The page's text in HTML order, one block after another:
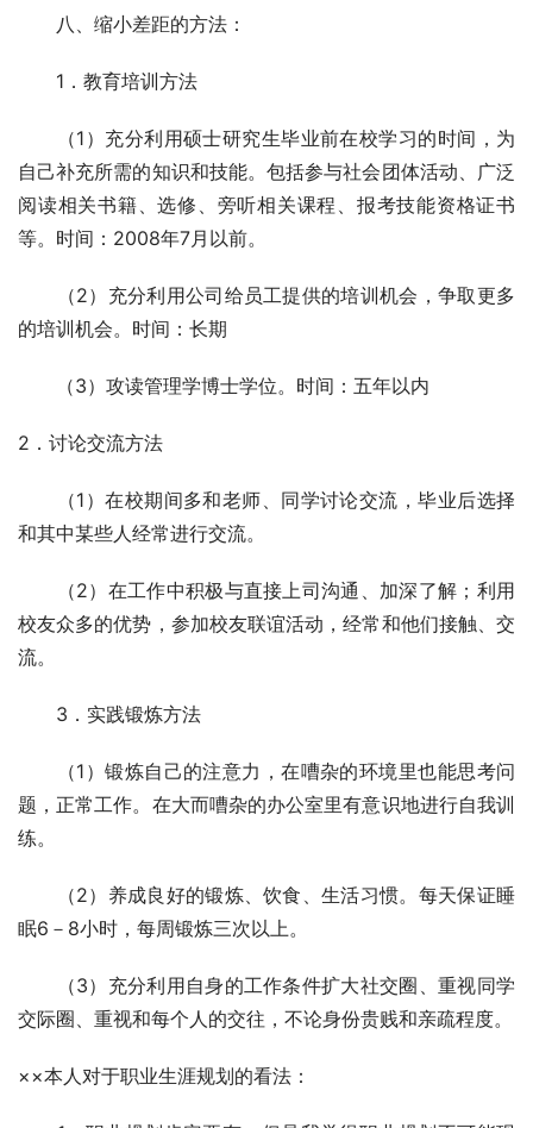
八、缩小差距的方法：
1．教育培训方法
（1）充分利用硕士研究生毕业前在校学习的时间，为
自己补充所需的知识和技能。包括参与社会团体活动、广泛
阅读相关书籍、选修、旁听相关课程、报考技能资格证书
等。时间：2008年7月以前。
（2）充分利用公司给员工提供的培训机会，争取更多
的培训机会。时间：长期
（3）攻读管理学博士学位。时间：五年以内
2．讨论交流方法
（1）在校期间多和老师、同学讨论交流，毕业后选择
和其中某些人经常进行交流。
（2）在工作中积极与直接上司沟通、加深了解；利用
校友众多的优势，参加校友联谊活动，经常和他们接触、交
流。
3．实践锻炼方法
（1）锻炼自己的注意力，在嘈杂的环境里也能思考问
题，正常工作。在大而嘈杂的办公室里有意识地进行自我训
练。
（2）养成良好的锻炼、饮食、生活习惯。每天保证睡
眠6－8小时，每周锻炼三次以上。
（3）充分利用自身的工作条件扩大社交圈、重视同学
××本人对于职业生涯规划的看法：